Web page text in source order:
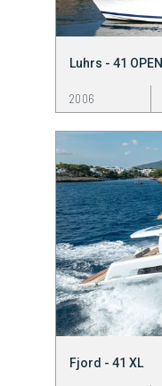
Luhrs - 41 OPEN
2006
Fjord - 41 XL